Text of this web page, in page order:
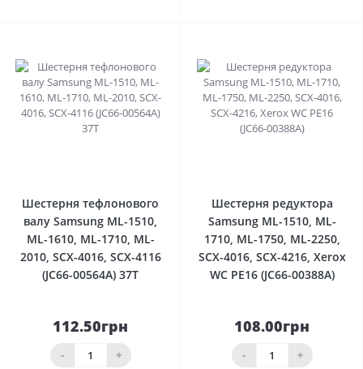
Шестерня тефлонового
валу Samsung ML-1510,
ML-1610, ML-1710, ML-
2010, SCX-4016, SCX-4116
(JC66-00564A) 37T
112.50грн
- +
Шестерня редуктора
Samsung ML-1510, ML-
1710, ML-1750, ML-2250,
SCX-4016, SCX-4216, Xerox
WC PE16 (JC66-00388A)
108.00грн
- +